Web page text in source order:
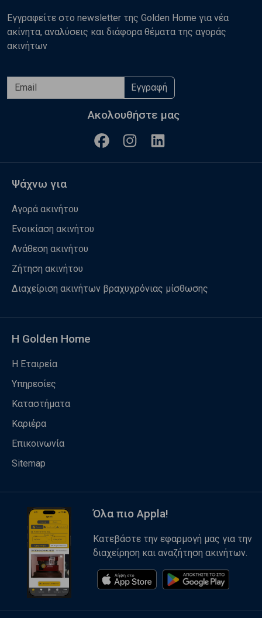
Εγγραφείτε στο newsletter της Golden Home για νέα
ακίνητα, αναλύσεις και διάφορα θέματα της αγοράς
ακινήτων
Εγγραφή
Ακολουθήστε μας
Ψάχνω για
Αγορά ακινήτου
Ενοικίαση ακινήτου
Ανάθεση ακινήτου
Ζήτηση ακινήτου
Διαχείριση ακινήτων βραχυχρόνιας μίσθωσης
Η Golden Home
Η Εταιρεία
Υπηρεσίες
Καταστήματα
Καριέρα
Επικοινωνία
Sitemap
Όλα πιο Appla!
Κατεβάστε την εφαρμογή μας για την
διαχείρηση και αναζήτηση ακινήτων.